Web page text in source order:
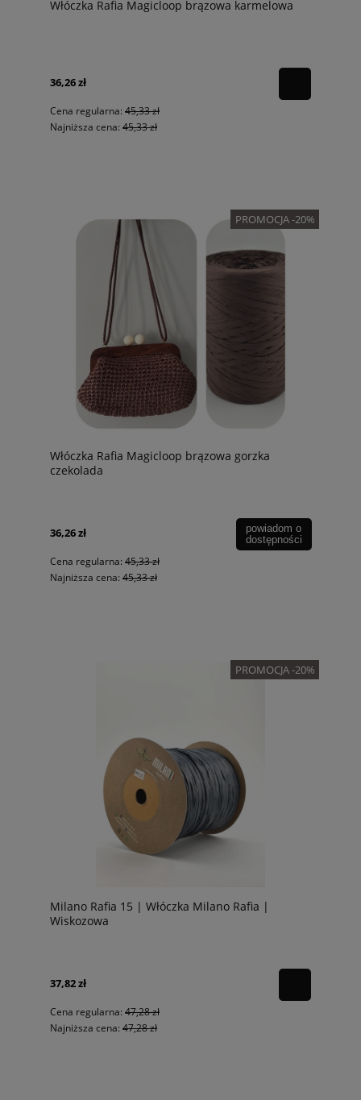
Włóczka Rafia Magicloop brązowa karmelowa
36,26 zł
Cena regularna: 45,33 zł
Najniższa cena: 45,33 zł
PROMOCJA -20%
Włóczka Rafia Magicloop brązowa gorzka
czekolada
36,26 zł
Cena regularna: 45,33 zł
Najniższa cena: 45,33 zł
powiadom o
dostępności
PROMOCJA -20%
Milano Rafia 15 | Włóczka Milano Rafia |
Wiskozowa
37,82 zł
Cena regularna: 47,28 zł
Najniższa cena: 47,28 zł